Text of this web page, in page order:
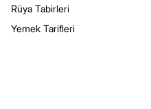
Rüya Tabirleri
Yemek Tarifleri